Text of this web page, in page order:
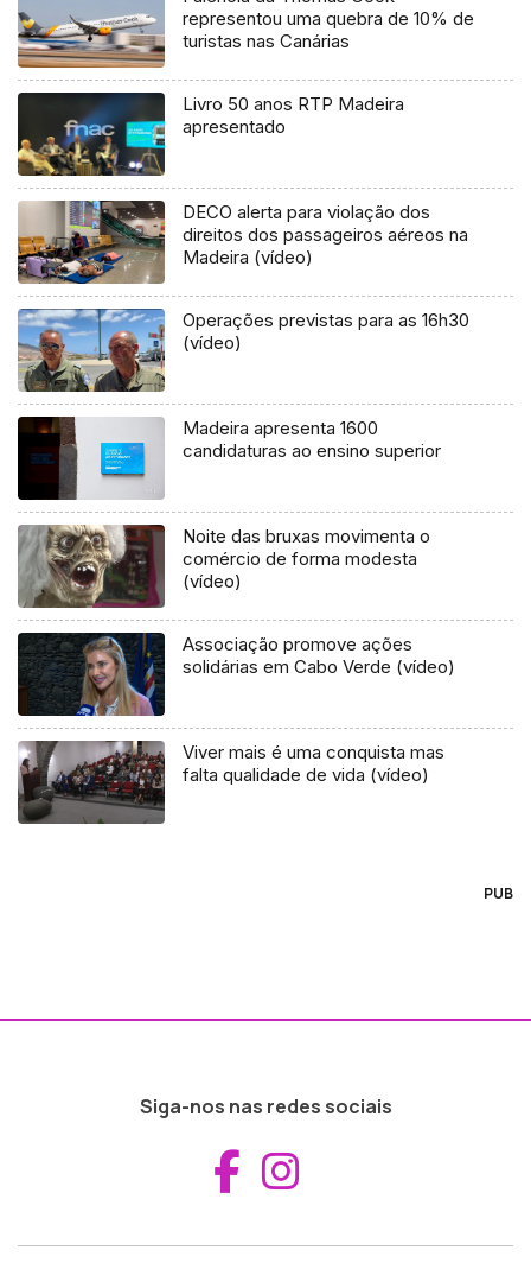
representou uma quebra de 10% de
turistas nas Canárias
Livro 50 anos RTP Madeira
apresentado
DECO alerta para violação dos
direitos dos passageiros aéreos na
Madeira (vídeo)
Operações previstas para as 16h30
(vídeo)
Madeira apresenta 1600
candidaturas ao ensino superior
Noite das bruxas movimenta o
comércio de forma modesta
(vídeo)
Associação promove ações
solidárias em Cabo Verde (vídeo)
Viver mais é uma conquista mas
falta qualidade de vida (vídeo)
PUB
Siga-nos nas redes sociais
Aceder ao